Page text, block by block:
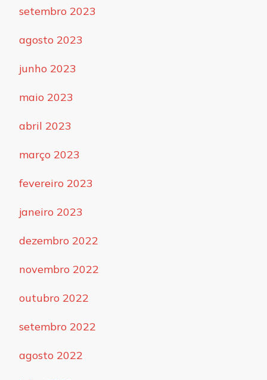
setembro 2023
agosto 2023
junho 2023
maio 2023
abril 2023
março 2023
fevereiro 2023
janeiro 2023
dezembro 2022
novembro 2022
outubro 2022
setembro 2022
agosto 2022